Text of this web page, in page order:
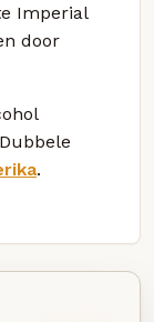
Imperial
door
.